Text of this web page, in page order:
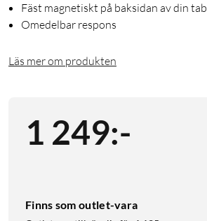
Fäst magnetiskt på baksidan av din tab
Omedelbar respons
Läs mer om produkten
1 249:-
Finns som outlet-vara